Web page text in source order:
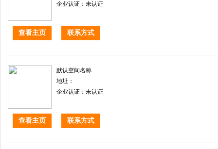
企业认证：未认证
查看主页 联系方式
默认空间名称
地址：
企业认证：未认证
查看主页 联系方式